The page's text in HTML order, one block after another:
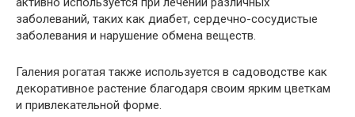
заболеваний, таких как диабет, сердечно-сосудистые
заболевания и нарушение обмена веществ.
Галения рогатая также используется в садоводстве как
декоративное растение благодаря своим ярким цветкам
и привлекательной форме.